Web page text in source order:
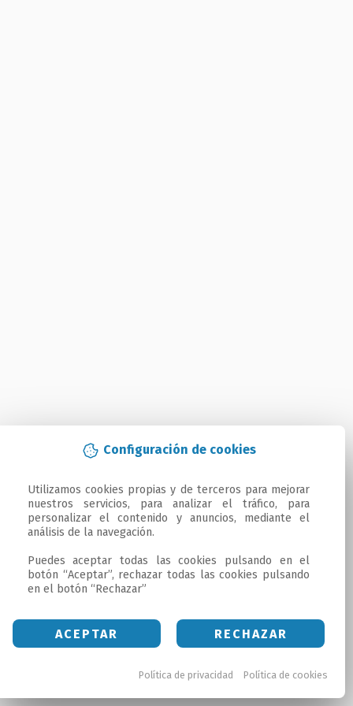
Configuración de cookies
Utilizamos cookies propias y de terceros para mejorar
nuestros servicios, para analizar el tráfico, para
personalizar el contenido y anuncios, mediante el
análisis de la navegación.
Puedes aceptar todas las cookies pulsando en el
botón “Aceptar”, rechazar todas las cookies pulsando
en el botón “Rechazar”
ACEPTAR RECHAZAR
Política de privacidad Política de cookies